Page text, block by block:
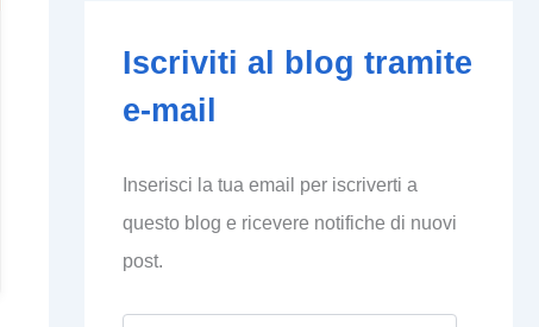
Iscriviti al blog tramite
e-mail
Inserisci la tua email per iscriverti a
questo blog e ricevere notifiche di nuovi
post.